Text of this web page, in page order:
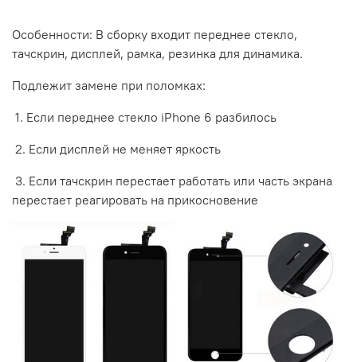
Особенности: В сборку входит переднее стекло,
тачскрин, дисплей, рамка, резинка для динамика.
Подлежит замене при поломках:
1. Если переднее стекло iPhone 6 разбилось
2. Если дисплей не меняет яркость
3. Если тачскрин перестает работать или часть экрана
перестает реагировать на прикосновение